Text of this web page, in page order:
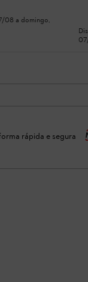
08 a domingo,
rápida e segura